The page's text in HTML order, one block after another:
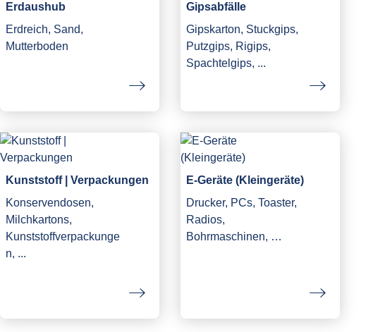
Erdaushub
Erdreich, Sand,
Mutterboden
Gipsabfälle
Gipskarton, Stuckgips,
Putzgips, Rigips,
Spachtelgips, ...
Kunststoff | Verpackungen
Konservendosen,
Milchkartons,
Kunststoffverpackunge
n, ...
E-Geräte (Kleingeräte)
Drucker, PCs, Toaster,
Radios,
Bohrmaschinen, …